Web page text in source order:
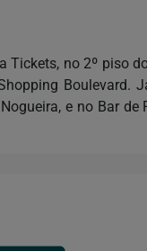
Tickets, no 2º piso
Boulevard.
e no Bar de